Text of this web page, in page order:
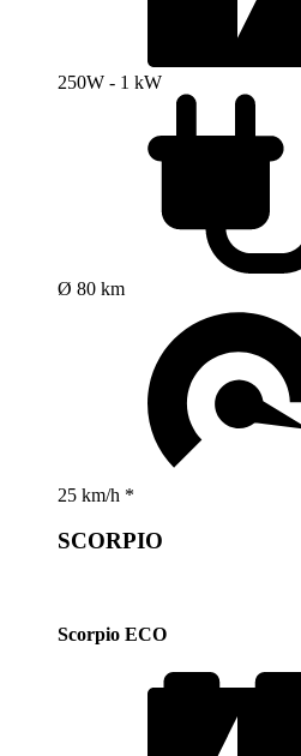
250W - 1 kW
Ø 80 km
25 km/h *
SCORPIO
Scorpio ECO